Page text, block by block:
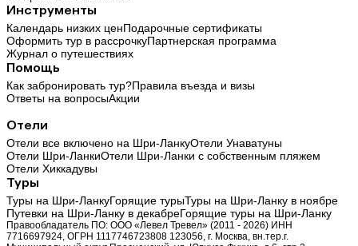
Инструменты
Календарь низких ценПодарочные сертификаты
Оформить тур в рассрочкуПартнерская программа
Журнал о путешествиях
Помощь
Как забронировать тур?Правила въезда и визы
Ответы на вопросыАкции
Отели
Отели все включено на Шри-ЛанкуОтели Унаватуны
Отели Шри-ЛанкиОтели Шри-Ланки с собственным пляжем
Отели Хиккадувы
Туры
Туры на Шри-ЛанкуГорящие турыТуры на Шри-Ланку в ноябре
Путевки на Шри-Ланку в декабреГорящие туры на Шри-Ланку
Правообладатель ПО: ООО «Левел Тревел» (2011 - 2026) ИНН
7716697924, ОГРН 1117746723808 123056, г. Москва, вн.тер.г.